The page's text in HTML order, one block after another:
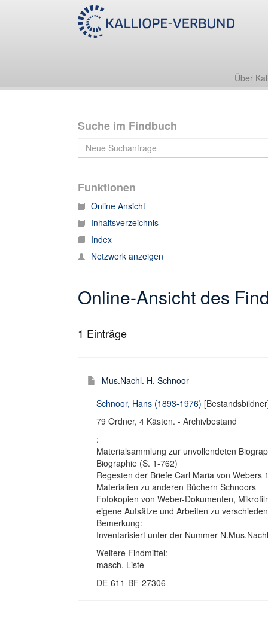
Über
Suche im Findbuch
Funktionen
Online Ansicht
Inhaltsverzeichnis
Index
Netzwerk anzeigen
Online-Ansicht des
1 Einträge
Mus.Nachl. H. Schnoor
Schnoor, Hans (1893-1976)
79 Ordner, 4 Kästen. - Archivbestand
:
Materialsammlung zur unvollendeten
Biographie (S. 1-762)
Regesten der Briefe Carl Maria von Webers
Materialien zu anderen Büchern Schnoors
Fotokopien von Weber-Dokumenten,
eigene Aufsätze und Arbeiten zu
Bemerkung:
Inventarisiert unter der Nummer
Weitere Findmittel:
masch. Liste
DE-611-BF-27306